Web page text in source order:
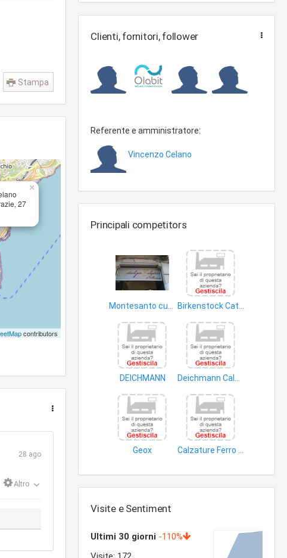
Stampa
27
×
contributors
28 ago
Altro
Clienti, fornitori, follower
Referente e amministratore:
Vincenzo Celano
Principali competitors
DEICHMANN
Geox
Visite e Sentiment